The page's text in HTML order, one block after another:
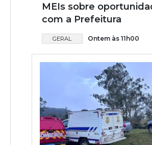
MEIs sobre
com a Prefeitura
GERAL Ontem às 11h00